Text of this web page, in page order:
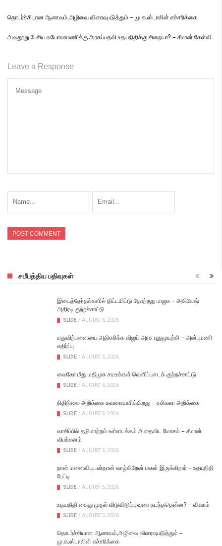
தொடர்ச்சியான ஆணவம்,அழிவை விரைவுபடுத்தும் – மு.க.ஸ்டாலின் எச்சரிக்கை
அவதூறு பேசிய லயோலாமணிக்கு அரசுப்பதவி உதயநிதிக்கு சிறையா? – சீமான் கேள்வி
Leave a Response
சமீபத்திய பதிவுகள்
இடைத்தேர்தல்களில் திட்டமிட்டு தோற்றது பாஜக – அகிலேஷ்
அதிரடி குற்றச்சாட்டு
SLIDE / AUGUST 6, 2026
மதுவிற்பனையை அதிகரிக்க விஜய் அரசு புதுமுயற்சி – அன்புமணி
எதிர்ப்பு
SLIDE / AUGUST 6, 2026
வைகோ மீது மதிமுக சமஉக்கள் வெளிப்படைக் குற்றச்சாட்டு
SLIDE / AUGUST 6, 2026
நிதிநிலை அறிக்கை கவலையளிக்கிறது – சசிகலா அறிக்கை
SLIDE / AUGUST 6, 2026
வாசிப்பில் தடுமாற்றம் உள்ளடக்கம் அதைவிட மோசம் – சீமான்
விமர்சனம்
SLIDE / AUGUST 6, 2026
நான் மனைவியுடன்தான் வாழ்கிறேன் மகள் இருக்கிறார் – உதயநிதி
பேட்டி
SLIDE / AUGUST 5, 2026
உதயநிதி கைது முதல் விடுவிடுப்பு வரை நடந்ததென்ன? – விவரம்
SLIDE / AUGUST 5, 2026
தொடர்ச்சியான ஆணவம்,அழிவை விரைவுபடுத்தும் –
மு.க.ஸ்டாலின் எச்சரிக்கை